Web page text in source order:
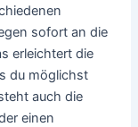
sofort an die
erleichtert die
du möglichst
auch die
einen